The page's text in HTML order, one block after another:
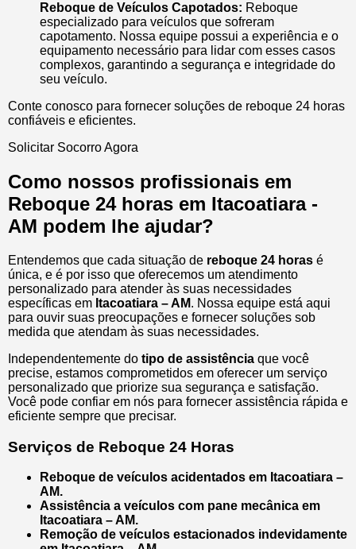
Reboque de Veículos Capotados: Reboque
especializado para veículos que sofreram
capotamento. Nossa equipe possui a experiência e o
equipamento necessário para lidar com esses casos
complexos, garantindo a segurança e integridade do
seu veículo.
Conte conosco para fornecer soluções de reboque 24 horas
confiáveis e eficientes.
Solicitar Socorro Agora
Como nossos profissionais em
Reboque 24 horas em Itacoatiara -
AM podem lhe ajudar?
Entendemos que cada situação de reboque 24 horas é
única, e é por isso que oferecemos um atendimento
personalizado para atender às suas necessidades
específicas em Itacoatiara – AM. Nossa equipe está aqui
para ouvir suas preocupações e fornecer soluções sob
medida que atendam às suas necessidades.
Independentemente do tipo de assistência que você
precise, estamos comprometidos em oferecer um serviço
personalizado que priorize sua segurança e satisfação.
Você pode confiar em nós para fornecer assistência rápida e
eficiente sempre que precisar.
Serviços de Reboque 24 Horas
Reboque de veículos acidentados em Itacoatiara –
AM.
Assistência a veículos com pane mecânica em
Itacoatiara – AM.
Remoção de veículos estacionados indevidamente